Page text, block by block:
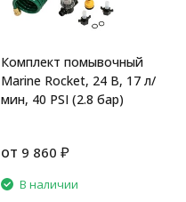
Комплект помывочный
Marine Rocket, 24 В, 17 л/
мин, 40 PSI (2.8 бар)
от 9 860 ₽
В наличии